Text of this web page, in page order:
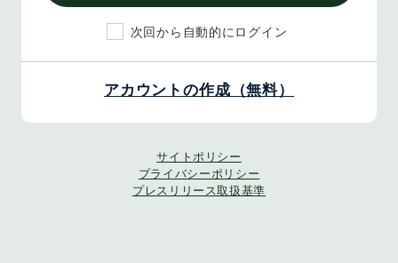
次回から自動的にログイン
アカウントの作成（無料）
サイトポリシー
プライバシーポリシー
プレスリリース取扱基準